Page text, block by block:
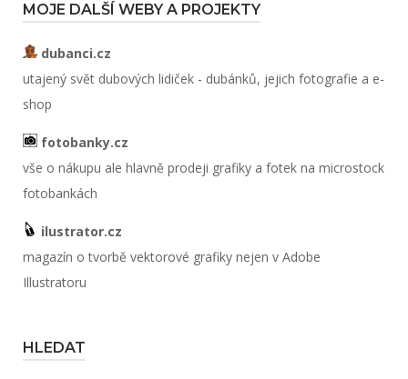
MOJE DALŠÍ WEBY A PROJEKTY
dubanci.cz
utajený svět dubových lidiček - dubánků, jejich fotografie a e-
shop
fotobanky.cz
vše o nákupu ale hlavně prodeji grafiky a fotek na microstock
fotobankách
ilustrator.cz
magazín o tvorbě vektorové grafiky nejen v Adobe
Illustratoru
HLEDAT